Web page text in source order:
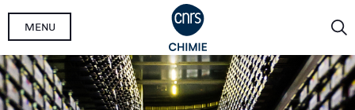
Aller
principal
MENU